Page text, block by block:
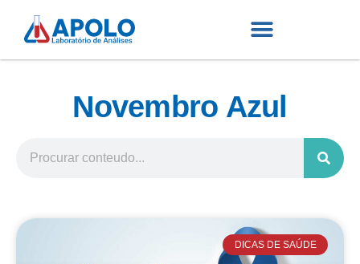
Novembro Azul
DICAS DE SAÚDE